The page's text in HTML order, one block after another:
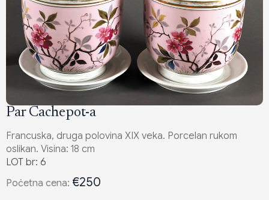
Par Cachepot-a
Francuska, druga polovina XIX veka. Porcelan rukom
oslikan. Visina: 18 cm
LOT br: 6
Poċetna cena: €250